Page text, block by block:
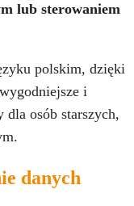
lub sterowaniem
polskim, dzięki
i
dla osób starszych,
danych